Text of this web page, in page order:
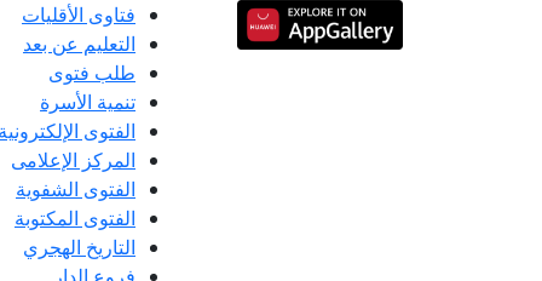
فتاوى الأقليات
التعليم عن بعد
طلب فتوى
تنمية الأسرة
الفتوى الإلكترونية
المركز الإعلامى
الفتوى الشفوية
الفتوى المكتوبة
التاريخ الهجري